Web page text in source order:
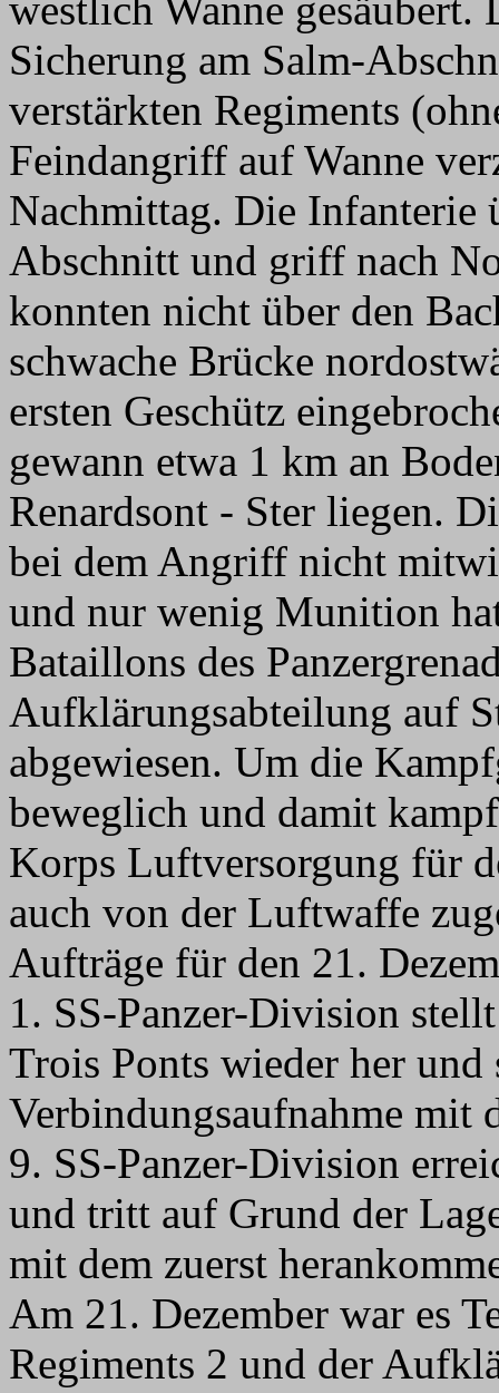
Sicherung am Salm-
verstärkten Regiments
Feindangriff auf Wanne
Nachmittag. Die Infanterie
Abschnitt und griff nach
konnten nicht über den
schwache Brücke
ersten Geschütz
gewann etwa 1 km an
Renardsont - Ster liegen.
bei dem Angriff nicht
und nur wenig Munition
Bataillons des
Aufklärungsabteilung auf
abgewiesen. Um die
beweglich und damit
Korps Luftversorgung für
auch von der Luftwaffe
Aufträge für den 21.
1. SS-Panzer-Division
Trois Ponts wieder her
Verbindungsaufnahme mit
9. SS-Panzer-Division
und tritt auf Grund der
mit dem zuerst
Am 21. Dezember war es
Regiments 2 und der